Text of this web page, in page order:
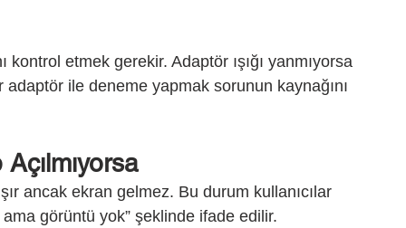
kontrol etmek gerekir. Adaptör ışığı yanmıyorsa
ile deneme yapmak sorunun kaynağını
ancak ekran gelmez. Bu durum kullanıcılar
görüntü yok” şeklinde ifade edilir.